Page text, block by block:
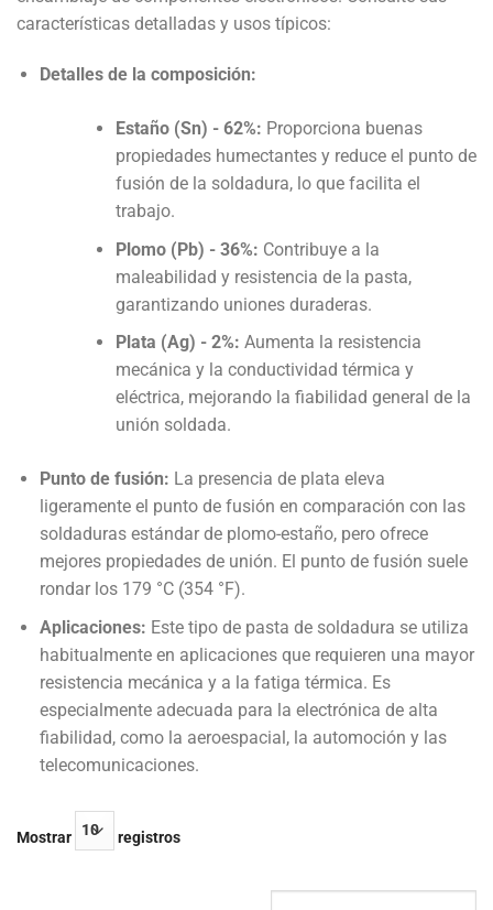
características detalladas y usos típicos:
Detalles de la composición:
Estaño (Sn) - 62%: Proporciona buenas
propiedades humectantes y reduce el punto de
fusión de la soldadura, lo que facilita el
trabajo.
Plomo (Pb) - 36%: Contribuye a la
maleabilidad y resistencia de la pasta,
garantizando uniones duraderas.
Plata (Ag) - 2%: Aumenta la resistencia
mecánica y la conductividad térmica y
eléctrica, mejorando la fiabilidad general de la
unión soldada.
Punto de fusión: La presencia de plata eleva
ligeramente el punto de fusión en comparación con las
soldaduras estándar de plomo-estaño, pero ofrece
mejores propiedades de unión. El punto de fusión suele
rondar los 179 °C (354 °F).
Aplicaciones: Este tipo de pasta de soldadura se utiliza
habitualmente en aplicaciones que requieren una mayor
resistencia mecánica y a la fatiga térmica. Es
especialmente adecuada para la electrónica de alta
fiabilidad, como la aeroespacial, la automoción y las
telecomunicaciones.
Mostrar registros